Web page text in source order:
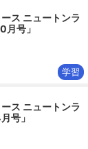
ース ニュートンラ
月号」
学習
ース ニュートンラ
号」